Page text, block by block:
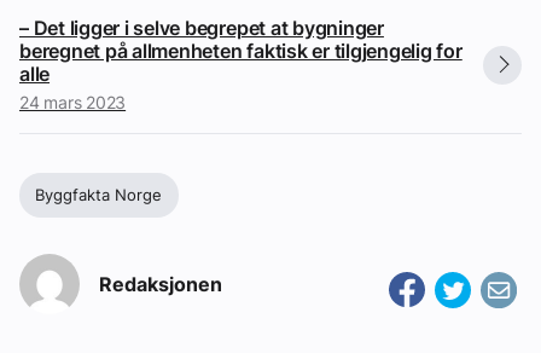
– Det ligger i selve begrepet at bygninger
beregnet på allmenheten faktisk er tilgjengelig for
alle
24 mars 2023
Byggfakta Norge
Redaksjonen